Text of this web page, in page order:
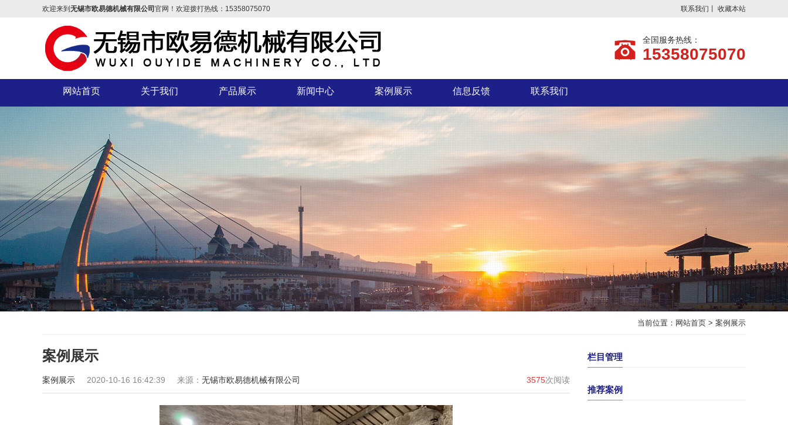
欢迎来到 无锡市欧易德机械有限公司 官网！欢迎拨打热线： 15358075070 联系我们 收藏本站
全国服务热线：
15358075070
网站首页 关于我们 产品展示 新闻中心 案例展示 信息反馈 联系我们
当前位置： 网站首页 > 案例展示
案例展示
3575次阅读
案例展示 2020-10-16 16:42:39 来源： 无锡市欧易德机械有限公司
栏目管理
推荐案例